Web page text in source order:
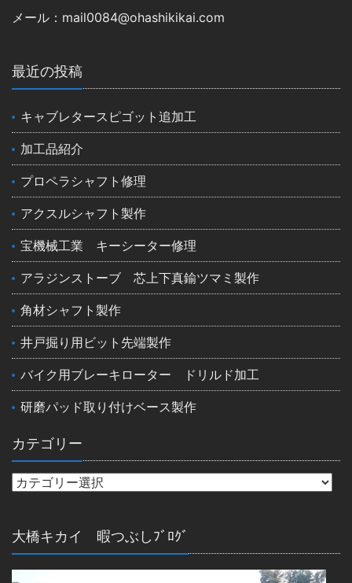
メール：mail0084@ohashikikai.com
最近の投稿
キャブレタースピゴット追加工
加工品紹介
プロペラシャフト修理
アクスルシャフト製作
宝機械工業 キーシーター修理
アラジンストーブ 芯上下真鍮ツマミ製作
角材シャフト製作
井戸掘り用ビット先端製作
バイク用ブレーキローター ドリルド加工
研磨パッド取り付けベース製作
カテゴリー
大橋キカイ 暇つぶしﾌﾞﾛｸﾞ